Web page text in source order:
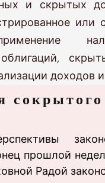
и скрытых
,
доходов
прошлой
Радой